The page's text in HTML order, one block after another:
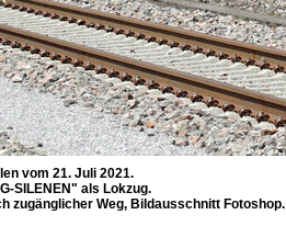
vom 21. Juli 2021.
SILENEN" als Lokzug.
zugänglicher Weg, Bildausschnitt Fotoshop.